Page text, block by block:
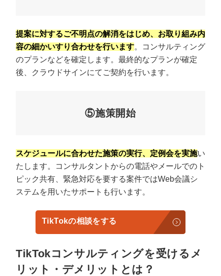
提案に対するご不明点の解消をはじめ、お取り組み内
容の細かいすり合わせを行います。コンサルティング
のプランなどを確定します。最終的なプランが確定
後、クラウドサインにてご契約を行います。
⑤施策開始
スケジュールに合わせた施策の実行、定例会を実施い
たします。コンサルタントからの電話やメールでのト
ピック共有、緊急対応を要する案件ではWeb会議シ
ステムを用いたサポートも行います。
TikTokの相談をする
TikTokコンサルティングを受けるメ
リット・デメリットとは？